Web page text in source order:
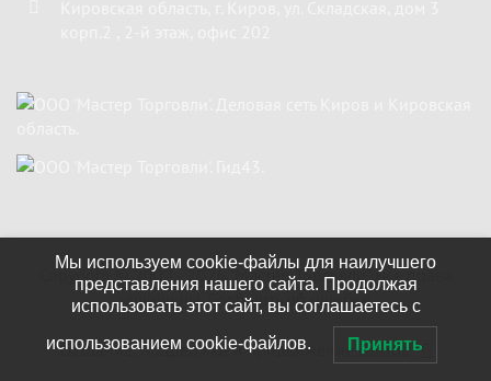
Copyright ©2002 - 2026"Мастер Торговли". Все права
защищены.Сообщить об ошибке.
Создание, поддержка и продвижение сайтов
Мы используем cookie-файлы для наилучшего
представления нашего сайта. Продолжая
использовать этот сайт, вы соглашаетесь с
использованием cookie-файлов. Принять